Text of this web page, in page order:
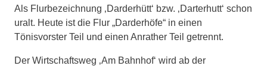
Als Flurbezeichnung ‚Darderhütt‘ bzw. ‚Darterhutt‘ schon
uralt. Heute ist die Flur „Darderhöfe“ in einen
Tönisvorster Teil und einen Anrather Teil getrennt.
Der Wirtschaftsweg ‚Am Bahnhof‘ wird ab der